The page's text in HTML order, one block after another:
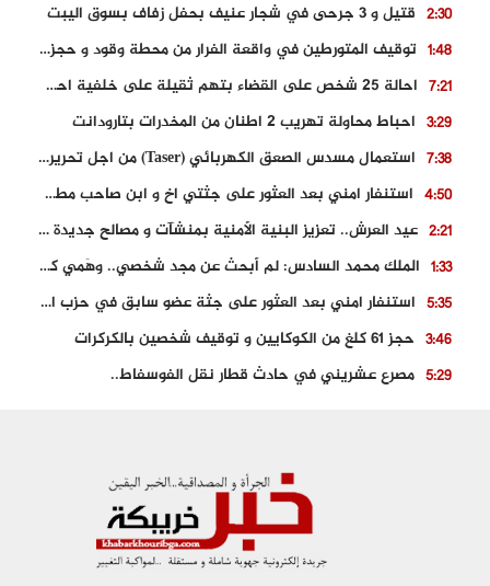
2:30 قتيل و 3 جرحى في شجار عنيف بحفل زفاف بسوق اليبت
1:48
توقيف المتورطين في واقعة الفرار من محطة وقود و حجز السيارة
7:21
احالة 25 شخص على القضاء بتهم ثقيلة على خلفية احداث المناطق الشمالية
3:29 احباط محاولة تهريب 2 اطنان من المخدرات بتارودانت
7:38
استعمال مسدس الصعق الكهربائي (Taser) من اجل تحرير شابة محتجزة
4:50
استنفار امني بعد العثور على جثتي اخ و ابن صاحب مطعم اسماك مشهور بطنجة
2:21
عيد العرش.. تعزيز البنية الأمنية بمنشآت و مصالح جديدة بكل من الحسيمة – فاس و الناظور
1:33
الملك محمد السادس: لم أبحث عن مجد شخصي.. وهَمي كرامة المغاربة
5:35
استنفار امني بعد العثور على جثة عضو سابق في حزب المصباح بالقنيطرة..
3:46 حجز 61 كلغ من الكوكايين و توقيف شخصين بالكركرات
5:29 مصرع عشريني في حادث قطار نقل الفوسفاط..